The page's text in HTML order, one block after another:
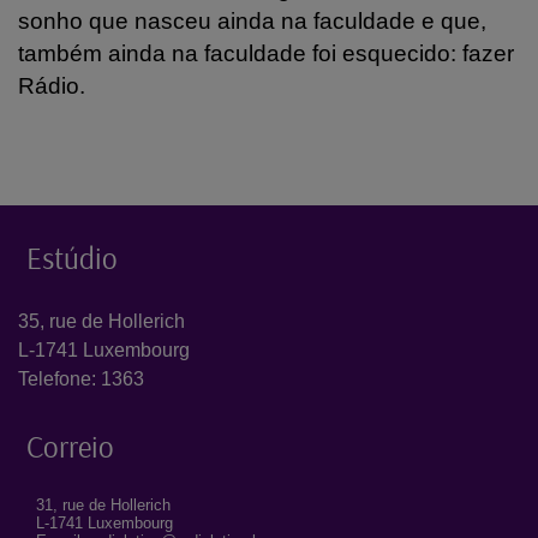
sonho que nasceu ainda na faculdade e que,
também ainda na faculdade foi esquecido: fazer
Rádio.
Estúdio
35, rue de Hollerich
L-1741 Luxembourg
Telefone: 1363
Correio
31, rue de Hollerich
L-1741 Luxembourg